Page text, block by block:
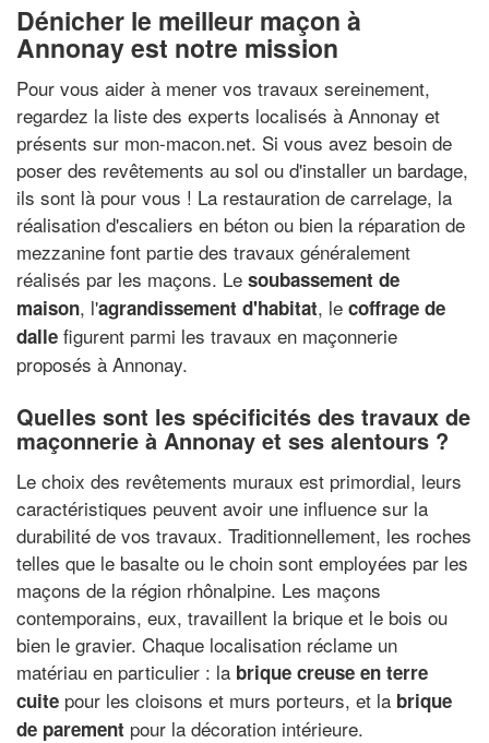
Dénicher le meilleur maçon à
Annonay est notre mission
Pour vous aider à mener vos travaux sereinement,
regardez la liste des experts localisés à Annonay et
présents sur mon-macon.net. Si vous avez besoin de
poser des revêtements au sol ou d'installer un bardage,
ils sont là pour vous ! La restauration de carrelage, la
réalisation d'escaliers en béton ou bien la réparation de
mezzanine font partie des travaux généralement
réalisés par les maçons. Le soubassement de
maison, l'agrandissement d'habitat, le coffrage de
dalle figurent parmi les travaux en maçonnerie
proposés à Annonay.
Quelles sont les spécificités des travaux de
maçonnerie à Annonay et ses alentours ?
Le choix des revêtements muraux est primordial, leurs
caractéristiques peuvent avoir une influence sur la
durabilité de vos travaux. Traditionnellement, les roches
telles que le basalte ou le choin sont employées par les
maçons de la région rhônalpine. Les maçons
contemporains, eux, travaillent la brique et le bois ou
bien le gravier. Chaque localisation réclame un
matériau en particulier : la brique creuse en terre
cuite pour les cloisons et murs porteurs, et la brique
de parement pour la décoration intérieure.